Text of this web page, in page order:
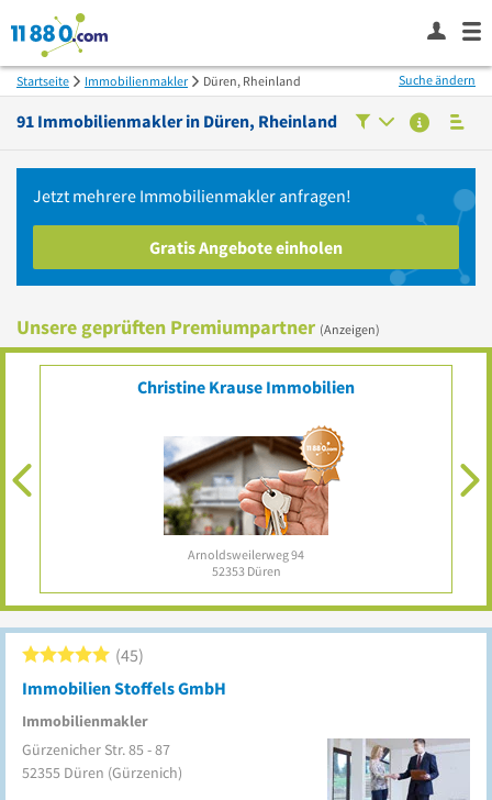
Startseite Immobilienmakler Düren, Rheinland
91 Immobilienmakler in Düren, Rheinland
Suche ändern
Jetzt mehrere Immobilienmakler anfragen!
Gratis Angebote einholen
Unsere geprüften Premiumpartner (Anzeigen)
Ihr Eintrag?
nur 29 € / Monat
zzgl. MwSt.
Immobilien Stoffels GmbH
Immobilienmakler
45
Gürzenicher Str. 85 - 87
52355 Düren (Gürzenich)